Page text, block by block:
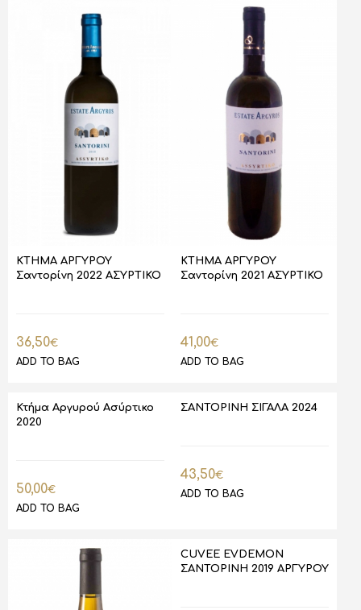
ΚΤΗΜΑ ΑΡΓΥΡΟΥ
Σαντορίνη 2022 ΑΣΥΡΤΙΚΟ
36,50€
ADD TO BAG
ΚΤΗΜΑ ΑΡΓΥΡΟΥ
Σαντορίνη 2021 ΑΣΥΡΤΙΚΟ
41,00€
ADD TO BAG
Κτήμα Αργυρού Ασύρτικο
2020
50,00€
ADD TO BAG
ΣΑΝΤΟΡΙΝΗ ΣΙΓΑΛΑ 2024
43,50€
ADD TO BAG
CUVEE EVDEMON
ΣΑΝΤΟΡΙΝΗ 2019 ΑΡΓΥΡΟΥ